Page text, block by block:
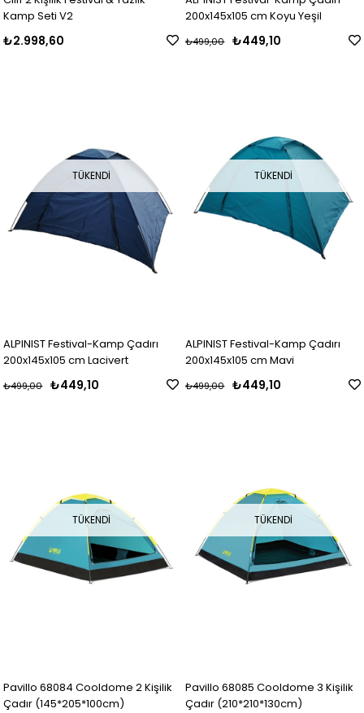
Kamp Seti V2
₺2.998,60
200x145x105 cm Koyu Yeşil
₺449,10
₺499,00
TÜKENDI
ALPINIST Festival-Kamp Çadırı
200x145x105 cm Lacivert
₺449,10
₺499,00
TÜKENDI
ALPINIST Festival-Kamp Çadırı
200x145x105 cm Mavi
₺449,10
₺499,00
TÜKENDI
Pavillo 68084 Cooldome 2 Kişilik
Çadır (145*205*100cm)
TÜKENDI
Pavillo 68085 Cooldome 3 Kişilik
Çadır (210*210*130cm)